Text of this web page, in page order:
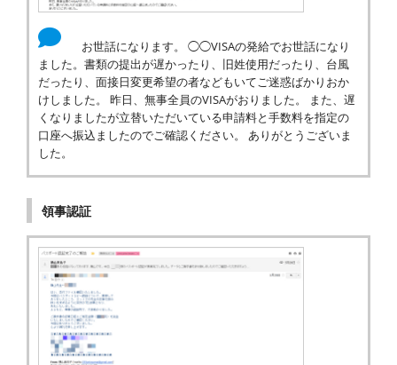
お世話になります。 ◯◯VISAの発給でお世話になり
ました。書類の提出が遅かったり、旧姓使用だったり、台風
だったり、面接日変更希望の者などもいてご迷惑ばかりおか
けしました。 昨日、無事全員のVISAがおりました。 また、遅
くなりましたが立替いただいている申請料と手数料を指定の
口座へ振込ましたのでご確認ください。 ありがとうございま
した。
領事認証